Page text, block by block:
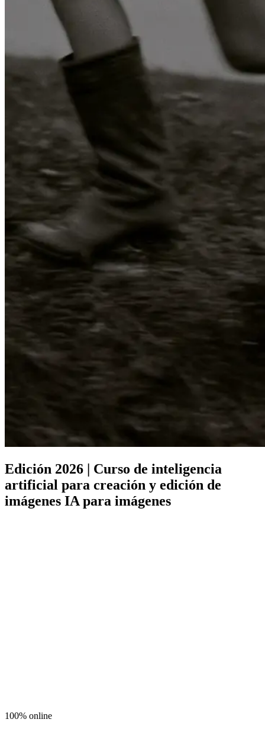
Edición 2026 | Curso de inteligencia
artificial para creación y edición de
imágenes IA para imágenes
100% online